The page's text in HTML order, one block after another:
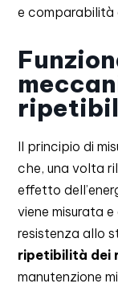
e comparabilità
Il principio di
che, una volta
effetto
viene misurata
resistenza allo
ripetibilità dei
manutenzione